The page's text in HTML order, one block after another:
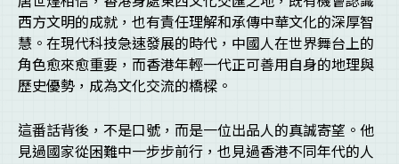
西方文明的成就，也有責任理解和承傳中華文化的深厚智
慧。在現代科技急速發展的時代，中國人在世界舞台上的
角色愈來愈重要，而香港年輕一代正可善用自身的地理與
歷史優勢，成為文化交流的橋樑。
這番話背後，不是口號，而是一位出品人的真誠寄望。他
見過國家從困難中一步步前行，也見過香港不同年代的人